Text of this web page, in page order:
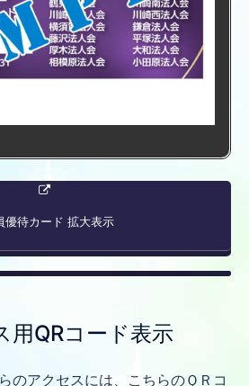
優待カード 拡大表示
用QRコード表示
のアクセスには、こちらのＱＲコ